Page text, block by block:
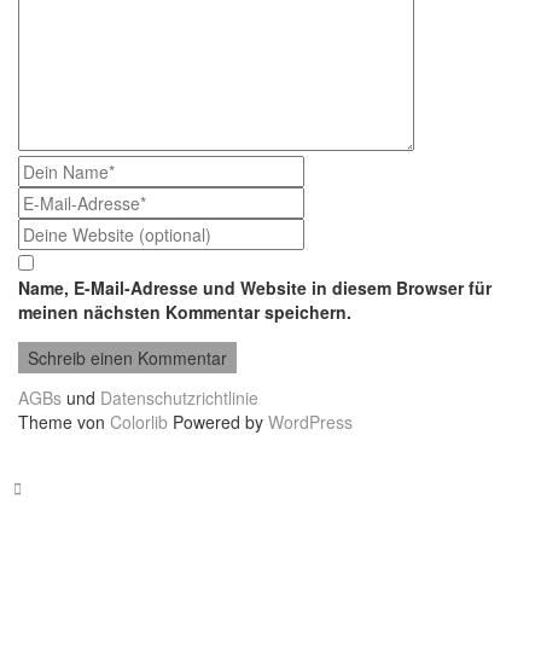
Name, E-Mail-Adresse und Website in diesem Browser für
meinen nächsten Kommentar speichern.
AGBs und Datenschutzrichtlinie
Theme von Colorlib Powered by WordPress